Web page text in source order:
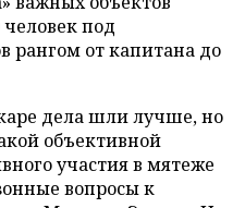
под
рангом от капитана до
дела шли лучше, но
объективной
участия в мятеже
вопросы к